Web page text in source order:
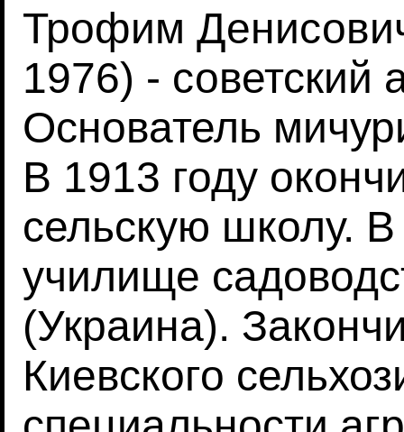
Трофим
1976) - советский
Основатель
В 1913 году
сельскую школу.
училище
(Украина).
Киевского